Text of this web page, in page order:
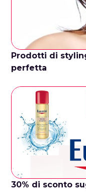
Prodotti di
perfetta
30% di sconto